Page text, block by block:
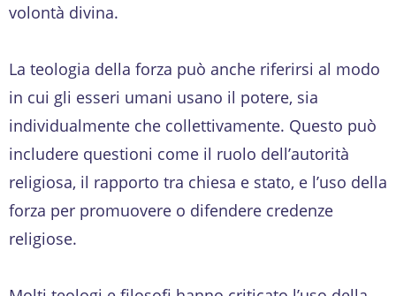
volontà divina.
La teologia della forza può anche riferirsi al modo
in cui gli esseri umani usano il potere, sia
individualmente che collettivamente. Questo può
includere questioni come il ruolo dell’autorità
religiosa, il rapporto tra chiesa e stato, e l’uso della
forza per promuovere o difendere credenze
religiose.